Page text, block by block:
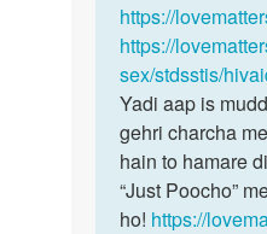
https://
https://
sex/stdsstis/
Yadi aap is
gehri charcha
hain to hamare
“Just Poocho”
ho! https://